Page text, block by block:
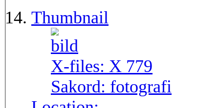
Thumbnail
X-files: X 779
Sakord: fotografi